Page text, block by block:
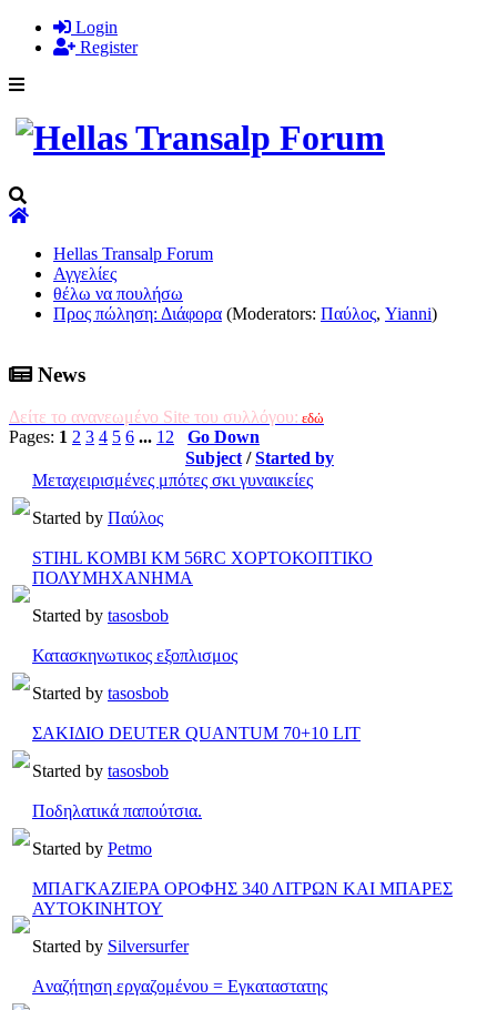
Login
Register
Hellas Transalp Forum
Αγγελίες
θέλω να πουλήσω
Προς πώληση: Διάφορα (Moderators: Παύλος, Yianni)
News
Δείτε το ανανεωμένο Site του συλλόγου: εδώ
Pages: 1 2 3 4 5 6 ... 12
Go Down
Subject/Started by
Μεταχειρισμένες μπότες σκι γυναικείες
Started by Παύλος
STIHL KOMBI KM 56RC ΧΟΡΤΟΚΟΠΤΙΚΟ
ΠΟΛΥΜΗΧΑΝΗΜΑ
Started by tasosbob
Κατασκηνωτικος εξοπλισμος
Started by tasosbob
ΣΑΚΙΔΙΟ DEUTER QUANTUM 70+10 LIT
Started by tasosbob
Ποδηλατικά παπούτσια.
Started by Petmo
ΜΠΑΓΚΑΖΙΕΡΑ ΟΡΟΦΗΣ 340 ΛΙΤΡΩΝ ΚΑΙ ΜΠΑΡΕΣ
ΑΥΤΟΚΙΝΗΤΟΥ
Started by Silversurfer
Aναζήτηση εργαζομένου = Εγκαταστατης